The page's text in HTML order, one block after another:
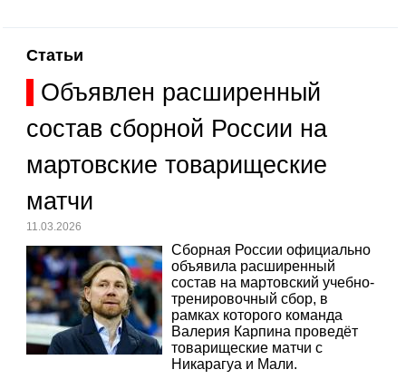
Статьи
Объявлен расширенный
состав сборной России на
мартовские товарищеские
матчи
11.03.2026
Сборная России официально
объявила расширенный
состав на мартовский учебно-
тренировочный сбор, в
рамках которого команда
Валерия Карпина проведёт
товарищеские матчи с
Никарагуа и Мали.